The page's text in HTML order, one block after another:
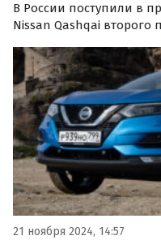
В России поступили в
Nissan Qashqai второго
выпускались в Санкт-
классифайдах минимум
21 ноября 2024, 14:57